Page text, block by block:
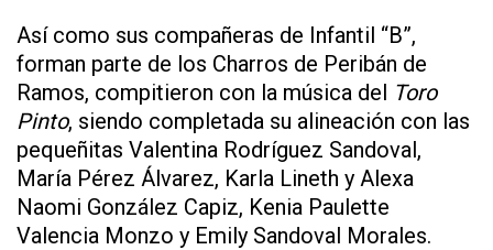
Así como sus compañeras de Infantil “B”,
forman parte de los Charros de Peribán de
Ramos, compitieron con la música del Toro
Pinto, siendo completada su alineación con las
pequeñitas Valentina Rodríguez Sandoval,
María Pérez Álvarez, Karla Lineth y Alexa
Naomi González Capiz, Kenia Paulette
Valencia Monzo y Emily Sandoval Morales.